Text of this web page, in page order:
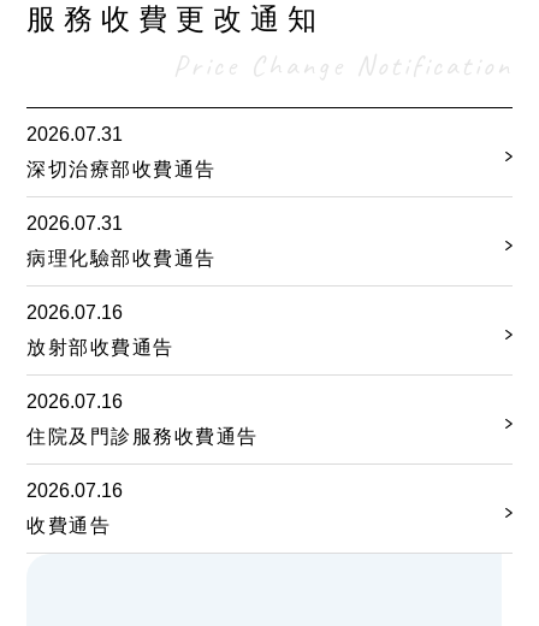
服務收費更改通知
Price Change Notification
2026.07.31
深切治療部收費通告
2026.07.31
病理化驗部收費通告
2026.07.16
放射部收費通告
2026.07.16
住院及門診服務收費通告
2026.07.16
收費通告